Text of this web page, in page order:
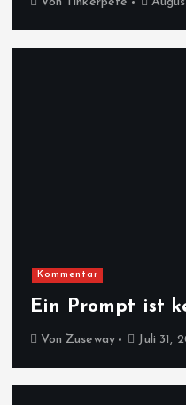
Kommentar
Ein Prompt ist
Von Zuseway Juli 31,